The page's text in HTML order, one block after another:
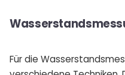
Für die